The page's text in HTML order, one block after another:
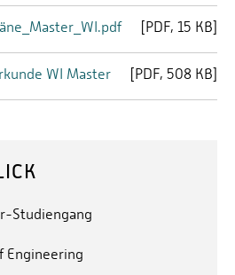
Produktionstechnik (LAP)
[PDF 15 KB]
WI Master [PDF 508 KB]
Studiengang
Engineering